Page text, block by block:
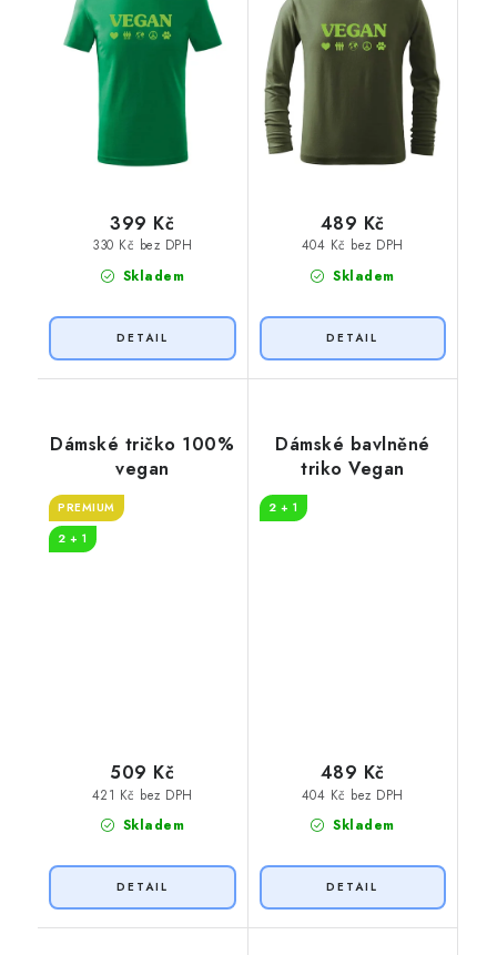
Skladem
330 Kč bez DPH
399 Kč
Skladem
404 Kč bez DPH
489 Kč
Dámské tričko 100%
vegan
PREMIUM
2 + 1
Skladem
421 Kč bez DPH
509 Kč
Dámské bavlněné
triko Vegan
2 + 1
Skladem
404 Kč bez DPH
489 Kč